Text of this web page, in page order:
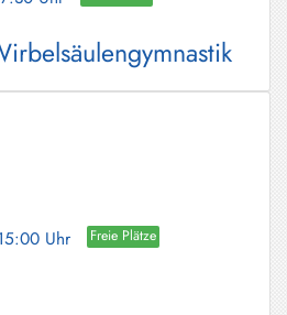
Uhr Freie Plätze